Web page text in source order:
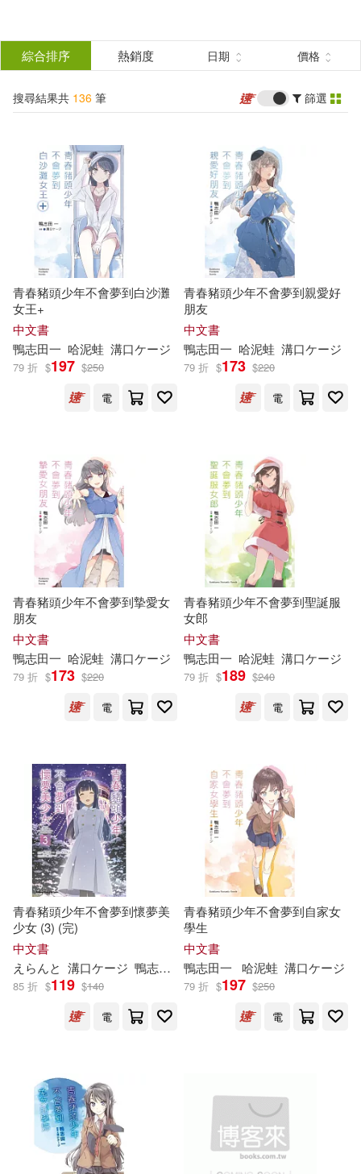
結
分類 (單選)
所有商品(136) 圖書(67)
雜誌(16)
作者 (可複選)
溝口ケージ(27)
草野ほうき(10) 鴨志田 一(8)
えらんと(7)
草野ほうき/漫畫(7)
鴨志田一/原作(7)
吉辺あくろ(4) 団伍(4)
富野由悠季(4)
寺馬ヒロスケ(4)
溝口ケージ/角色(4)
矢立肇(4) 秋奈つかこ(4)
七宮つぐ実(3) 宮崎順(2)
溝口 ケージ(2) 鴨志田一 (2)
（日）鴨志田一(2)
七宮 つぐ実 (1)
七宮つぐ実 (1)
展開
出版社 (可複選)
台灣角川(115)
KADOKAWA(16)
双葉社(1)
東立(1)
可超商取貨(82)
可海外宅配(83)
可港澳店取(81)
可新加坡店取(81)
可菲律賓店取(81)
適合手機平板閱讀(33)
適合平板閱讀(20)
綜合排序 熱銷度 日期 價格
搜尋結果共 136 筆 篩選
青春豬頭少年不會夢到白沙灘
女王+
中文書
鴨志田一 哈泥蛙 溝口ケージ
79 折 $197 $250
電
青春豬頭少年不會夢到親愛好
朋友
中文書
鴨志田一 哈泥蛙 溝口ケージ
79 折 $173 $220
電
青春豬頭少年不會夢到摯愛女
朋友
中文書
鴨志田一 哈泥蛙 溝口ケージ
79 折 $173 $220
電
青春豬頭少年不會夢到聖誕服
女郎
中文書
鴨志田一 哈泥蛙 溝口ケージ
79 折 $189 $240
電
青春豬頭少年不會夢到懷夢美
少女 (3) (完)
中文書
えらんと 溝口ケージ 鴨志田 哈泥蛙
85 折 $119 $140
電
青春豬頭少年不會夢到自家女
學生
中文書
鴨志田一 哈泥蛙 溝口ケージ
79 折 $197 $250
電